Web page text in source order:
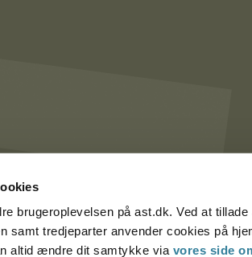
brugeroplevelsen på ast.dk. Ved at
samt tredjeparter anvender cookies på
altid ændre dit samtykke via vores side